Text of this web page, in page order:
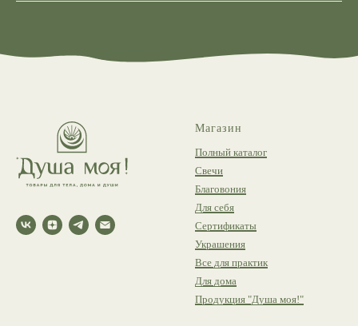
Магазин
Полный каталог
Свечи
Благовония
Для себя
Сертификаты
Украшения
Все для практик
Для дома
Продукция "Душа моя!"